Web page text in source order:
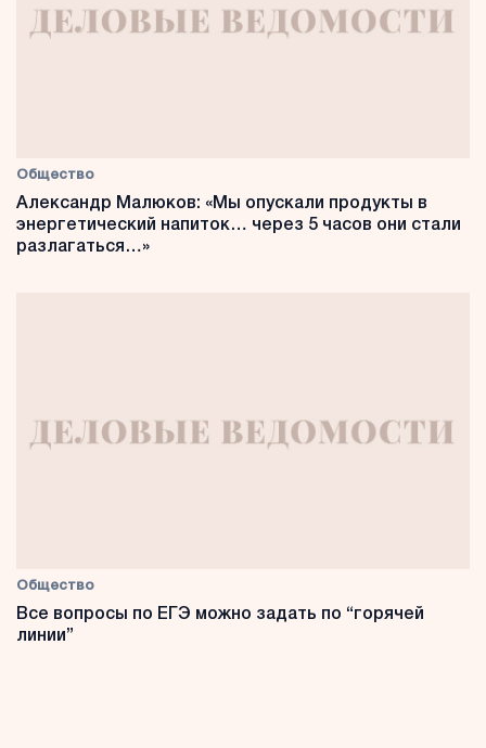
Общество
Александр Малюков: «Мы опускали продукты в
энергетический напиток… через 5 часов они стали
разлагаться…»
Общество
Все вопросы по ЕГЭ можно задать по “горячей
линии”